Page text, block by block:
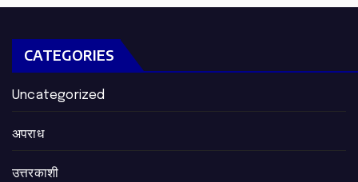
CATEGORIES
Uncategorized
अपराध
उत्तरकाशी